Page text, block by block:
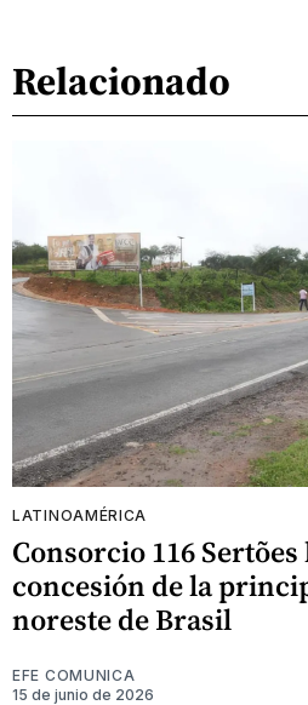
Relacionado
LATINOAMÉRICA
Consorcio 116
concesión de la
noreste de Brasil
EFE COMUNICA
15 de junio de 2026